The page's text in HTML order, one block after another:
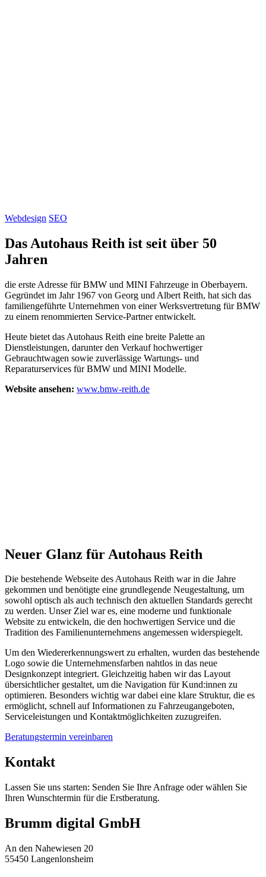
Webdesign SEO
Das Autohaus Reith ist seit über 50
Jahren
die erste Adresse für BMW und MINI Fahrzeuge in Oberbayern.
Gegründet im Jahr 1967 von Georg und Albert Reith, hat sich das
familiengeführte Unternehmen von einer Werksvertretung für BMW
zu einem renommierten Service-Partner entwickelt.
Heute bietet das Autohaus Reith eine breite Palette an
Dienstleistungen, darunter den Verkauf hochwertiger
Gebrauchtwagen sowie zuverlässige Wartungs- und
Reparaturservices für BMW und MINI Modelle.
Website ansehen: www.bmw-reith.de
Neuer Glanz für Autohaus Reith
Die bestehende Webseite des Autohaus Reith war in die Jahre
gekommen und benötigte eine grundlegende Neugestaltung, um
sowohl optisch als auch technisch den aktuellen Standards gerecht
zu werden. Unser Ziel war es, eine moderne und funktionale
Website zu entwickeln, die den hochwertigen Service und die
Tradition des Familienunternehmens angemessen widerspiegelt.
Um den Wiedererkennungswert zu erhalten, wurden das bestehende
Logo sowie die Unternehmensfarben nahtlos in das neue
Designkonzept integriert. Gleichzeitig haben wir das Layout
übersichtlicher gestaltet, um die Navigation für Kund:innen zu
optimieren. Besonders wichtig war dabei eine klare Struktur, die es
ermöglicht, schnell auf Informationen zu Fahrzeugangeboten,
Serviceleistungen und Kontaktmöglichkeiten zuzugreifen.
Beratungstermin vereinbaren
Kontakt
Lassen Sie uns starten: Senden Sie Ihre Anfrage oder wählen Sie
Ihren Wunschtermin für die Erstberatung.
Brumm digital GmbH
An den Nahewiesen 20
55450 Langenlonsheim